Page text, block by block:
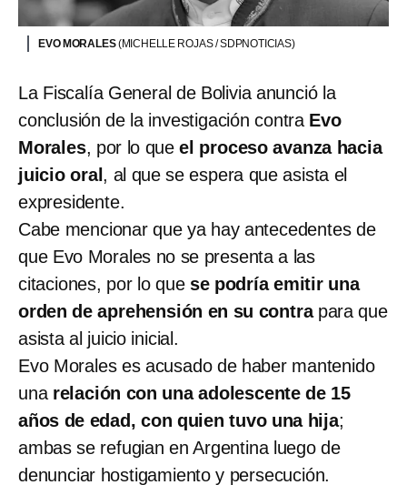
EVO MORALES(MICHELLE ROJAS / SDPNOTICIAS)
La Fiscalía General de Bolivia anunció la
conclusión de la investigación contra Evo
Morales, por lo queel proceso avanza hacia
juicio oral , al que se espera que asista el
expresidente.
Cabe mencionar que ya hay antecedentes de
que Evo Morales no se presenta a las
citaciones, por lo que se podría emitir una
orden de aprehensión en su contrapara que
asista al juicio inicial.
Evo Morales es acusado de haber mantenido
una relación con una adolescente de 15
años de edad, con quien tuvo una hija;
ambas se refugian en Argentina luego de
denunciar hostigamiento y persecución.